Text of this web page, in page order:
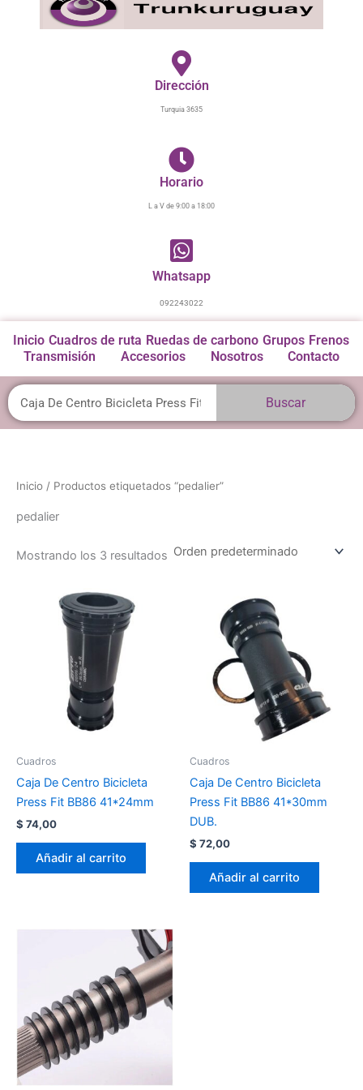
Dirección
Turquia 3635
Horario
L a V de 9:00 a 18:00
Whatsapp
092243022
Inicio Cuadros de ruta Ruedas de carbono Grupos Frenos
Transmisión
Accesorios Nosotros Contacto
Buscar
Buscar
Inicio / Productos etiquetados “pedalier”
pedalier
Mostrando los 3 resultados
Cuadros
Caja De Centro Bicicleta
Press Fit BB86 41*24mm
$ 74,00
Añadir al carrito
Cuadros
Caja De Centro Bicicleta
Press Fit BB86 41*30mm
DUB.
$ 72,00
Añadir al carrito